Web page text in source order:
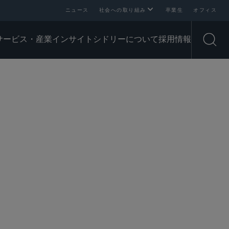
ニュース 社会への取り組み 卒業生 オフィス
ービス・産業インサイト シドリーについて採用情報